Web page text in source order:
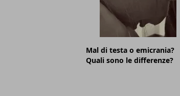
Mal di testa o emicrania?
Quali sono le differenze?